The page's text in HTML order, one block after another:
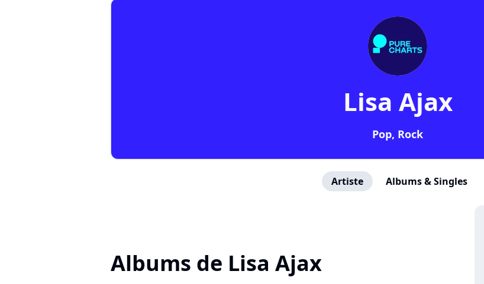
Lisa Ajax
Pop, Rock
Artiste Albums & Singles
Albums de Lisa Ajax